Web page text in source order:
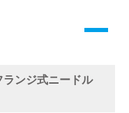
ンジ式ニードル